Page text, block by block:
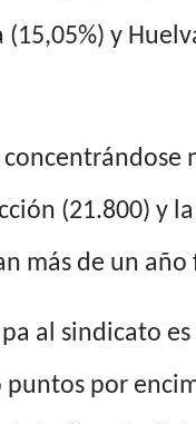
y
(21.800) y
más de un
al sindicato
puntos por